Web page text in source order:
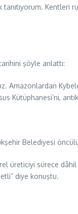
şöyle anlattı:
Kütüphanesi’ni,
Belediyesi
üreticiyi sürece
diye konuştu.